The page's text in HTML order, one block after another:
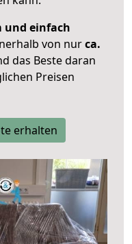
und einfach
von nurca.
das Beste daran
Preisen
erhalten